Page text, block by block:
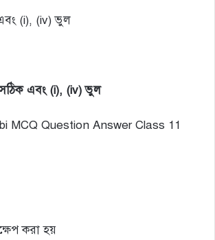
(i), (iv) ভুল
এবং (i), (iv) ভুল
MCQ Question Answer Class 11
করা হয়